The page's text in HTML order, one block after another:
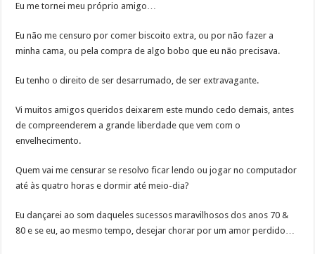
Eu me tornei meu próprio amigo…
Eu não me censuro por comer biscoito extra, ou por não fazer a
minha cama, ou pela compra de algo bobo que eu não precisava.
Eu tenho o direito de ser desarrumado, de ser extravagante.
Vi muitos amigos queridos deixarem este mundo cedo demais, antes
de compreenderem a grande liberdade que vem com o
envelhecimento.
Quem vai me censurar se resolvo ficar lendo ou jogar no computador
até às quatro horas e dormir até meio-dia?
Eu dançarei ao som daqueles sucessos maravilhosos dos anos 70 &
80 e se eu, ao mesmo tempo, desejar chorar por um amor perdido…